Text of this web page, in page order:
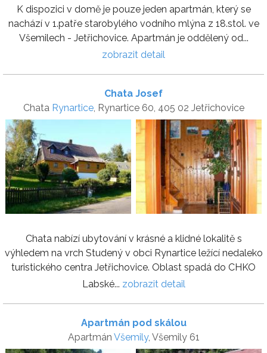
K dispozici v domě je pouze jeden apartmán, který se
nachází v 1.patře starobylého vodního mlýna z 18.stol. ve
Všemilech - Jetřichovice. Apartmán je oddělený od...
zobrazit detail
Chata Josef
Chata Rynartice, Rynartice 60, 405 02 Jetřichovice
Chata nabízí ubytování v krásné a klidné lokalitě s
výhledem na vrch Studený v obci Rynartice ležící nedaleko
turistického centra Jetřichovice. Oblast spadá do CHKO
Labské... zobrazit detail
Apartmán pod skálou
Apartmán Všemily, Všemily 61